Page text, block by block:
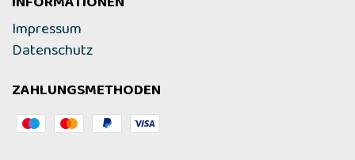
Impressum
Datenschutz
ZAHLUNGSMETHODEN